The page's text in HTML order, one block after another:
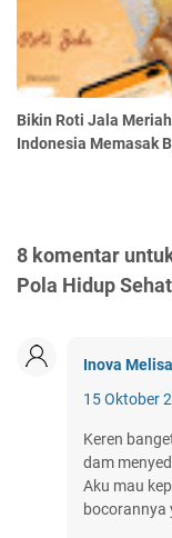
Bikin Roti Jala
Indonesia Memasak
8 komentar
Pola Hidup
Inova Melisa
15 Oktober
Keren
dam
Aku mau
bocorannya